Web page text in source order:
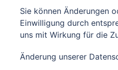
Sie können Änderungen
Einwilligung durch
uns mit Wirkung für die
Änderung unserer